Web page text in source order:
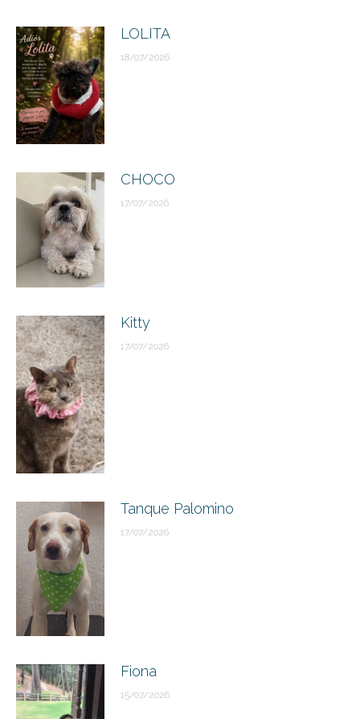
LOLITA
18/07/2026
CHOCO
17/07/2026
Kitty
17/07/2026
Tanque Palomino
17/07/2026
Fiona
15/07/2026